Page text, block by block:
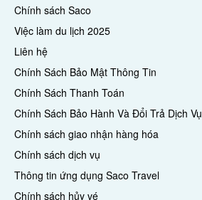
Chính sách Saco
Việc làm du lịch 2025
Liên hệ
Chính Sách Bảo Mật Thông Tin
Chính Sách Thanh Toán
Chính Sách Bảo Hành Và Đổi Trả Dịch Vụ
Chính sách giao nhận hàng hóa
Chính sách dịch vụ
Thông tin ứng dụng Saco Travel
Chính sách hủy vé